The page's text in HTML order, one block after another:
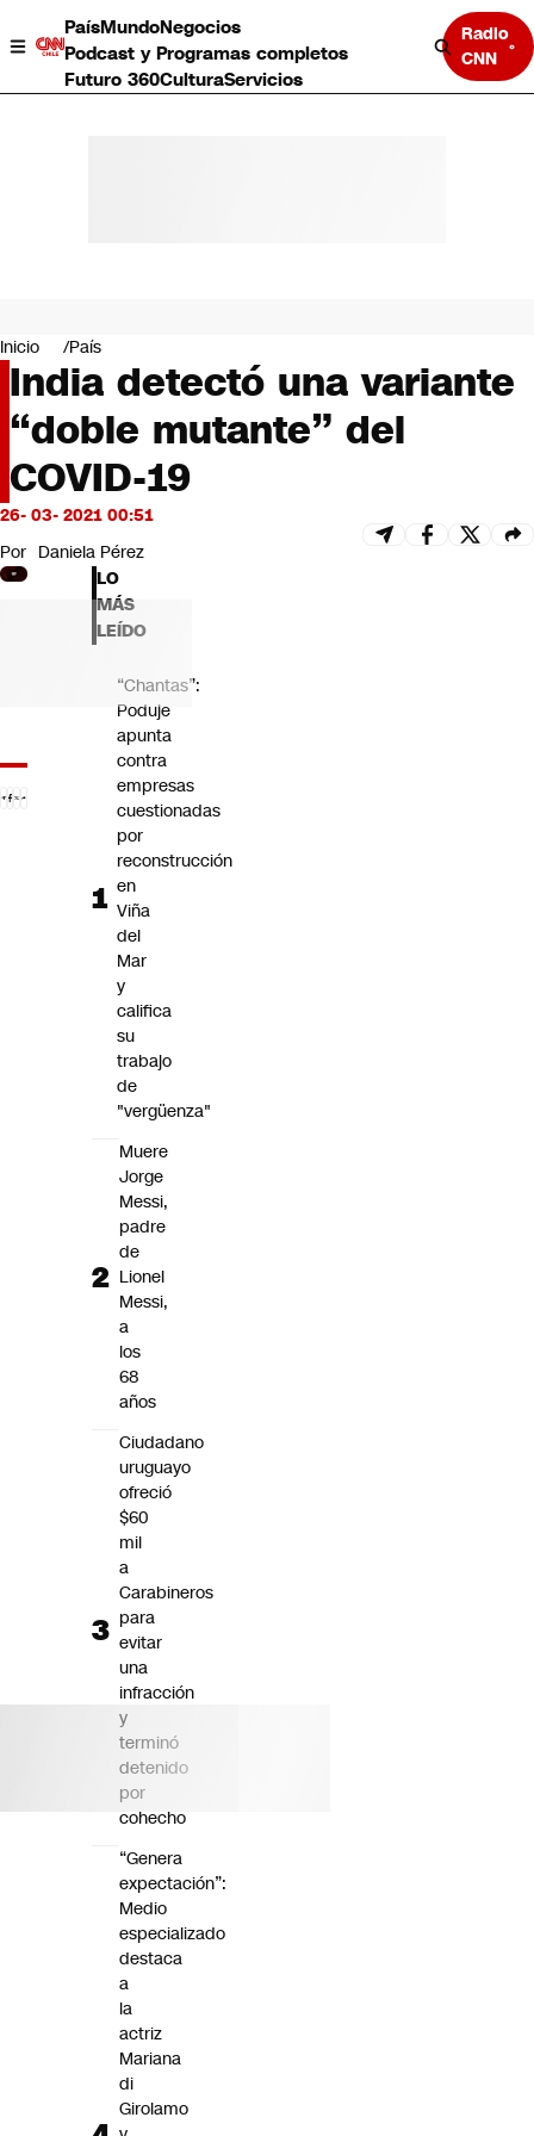
PaísMundoNegocios
Podcast y Programas completos
Futuro 360CulturaServicios
Radio
CNN
Negocios
Deportes
Programas completos
Cultura
Servicios
Bits
CNN tiempo
Futuro 360
Opinión
Inicio País
India detectó una variante
“doble mutante” del
COVID-19
26- 03- 2021 00:51
Por Daniela Pérez
LO
MÁS
LEÍDO
“Chantas”:
Poduje
apunta
contra
empresas
cuestionadas
por
reconstrucción
en
Viña
del
Mar
y
califica
su
trabajo
de
"vergüenza"
Muere
Jorge
Messi,
padre
de
Lionel
Messi,
a
los
68
años
Ciudadano
uruguayo
ofreció
$60
mil
a
Carabineros
para
evitar
una
infracción
y
terminó
detenido
por
cohecho
“Genera
expectación”:
Medio
especializado
destaca
a
la
actriz
Mariana
di
Girolamo